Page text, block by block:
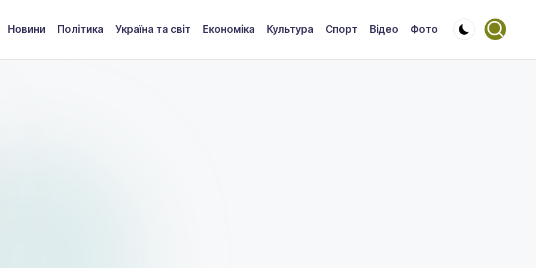
Новини Політика Україна та світ Економіка Культура Спорт Відео Фото